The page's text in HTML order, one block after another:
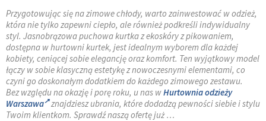
Przygotowując się na zimowe chłody, warto zainwestować w odzież,
która nie tylko zapewni ciepło, ale również podkreśli indywidualny
styl. Jasnobrązowa puchowa kurtka z ekoskóry z pikowaniem,
dostępna w hurtowni kurtek, jest idealnym wyborem dla każdej
kobiety, ceniącej sobie elegancję oraz komfort. Ten wyjątkowy model
łączy w sobie klasyczną estetykę z nowoczesnymi elementami, co
czyni go doskonałym dodatkiem do każdego zimowego zestawu.
Bez względu na okazję i porę roku, u nas wHurtownia odzieży
Warszawa znajdziesz ubrania, które dodadzą pewności siebie i stylu
Twoim klientkom. Sprawdź naszą ofertę już …